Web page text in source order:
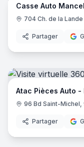
Casse Auto
704 Ch. de la
Partager
Atac Pièces Auto -
96 Bd Saint-Michel,
Partager